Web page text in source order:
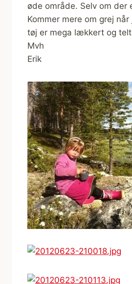
øde område. Selv om der
Kommer mere om grej
tøj er mega lækkert og
Mvh
Erik